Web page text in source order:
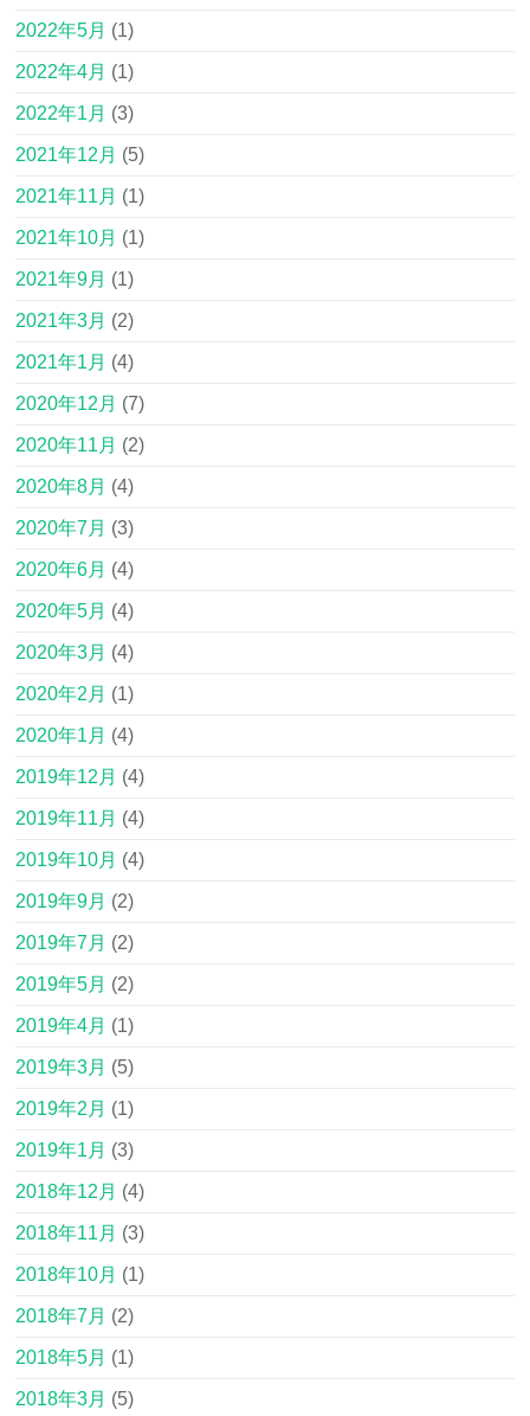
2022年5月 (1)
2022年4月 (1)
2022年1月 (3)
2021年12月 (5)
2021年11月 (1)
2021年10月 (1)
2021年9月 (1)
2021年3月 (2)
2021年1月 (4)
2020年12月 (7)
2020年11月 (2)
2020年8月 (4)
2020年7月 (3)
2020年6月 (4)
2020年5月 (4)
2020年3月 (4)
2020年2月 (1)
2020年1月 (4)
2019年12月 (4)
2019年11月 (4)
2019年10月 (4)
2019年9月 (2)
2019年7月 (2)
2019年5月 (2)
2019年4月 (1)
2019年3月 (5)
2019年2月 (1)
2019年1月 (3)
2018年12月 (4)
2018年11月 (3)
2018年10月 (1)
2018年7月 (2)
2018年5月 (1)
2018年3月 (5)